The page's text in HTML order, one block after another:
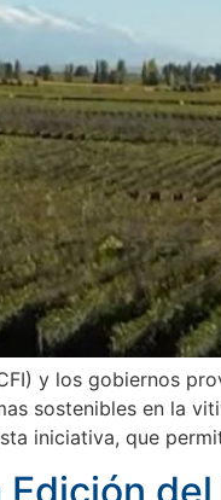
y los gobiernos
sostenibles en la
iniciativa, que